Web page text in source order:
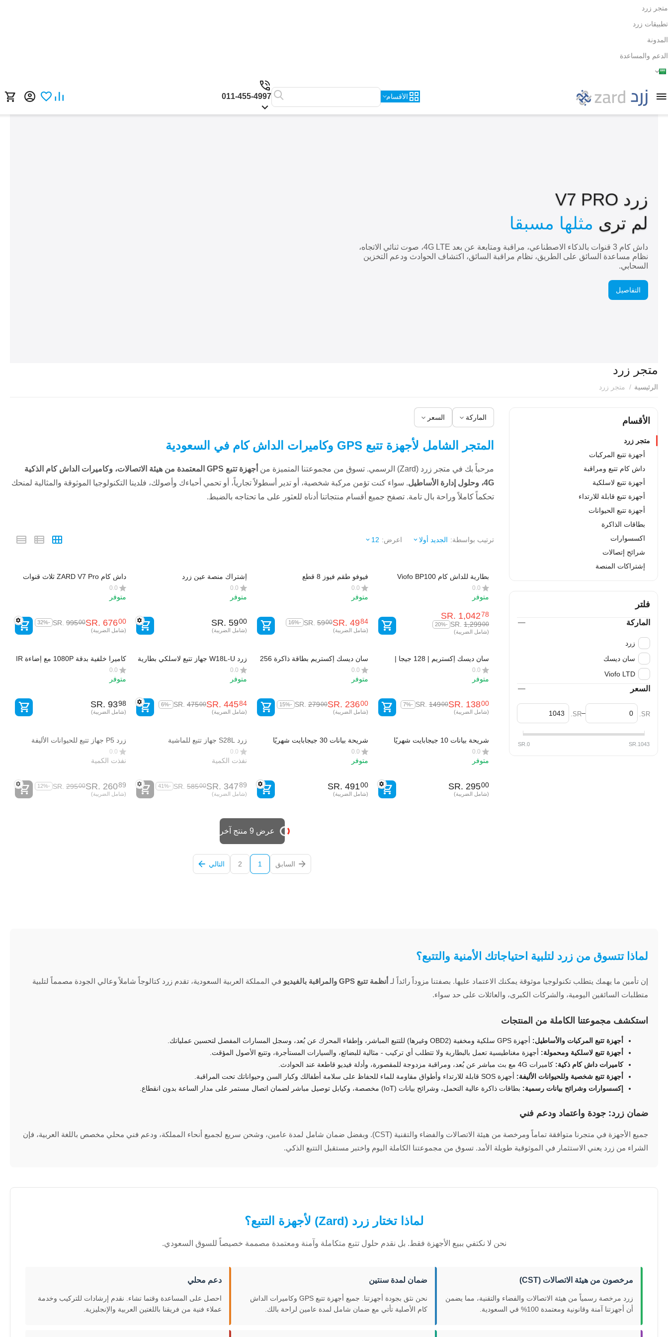
متجر زرد
تطبيقات زرد
المدونة
الدعم والمساعدة
الأقسام 011-455-4997
زرد V7 PRO
لم ترى مثلها مسبقا
داش كام 3 قنوات بالذكاء الاصطناعي، مراقبة ومتابعة عن بعد 4G LTE، صوت ثنائي الاتجاه،
نظام مساعدة السائق على الطريق، نظام مراقبة السائق، اكتشاف الحوادث ودعم التخزين
السحابي.
التفاصيل
متجر زرد
الرئيسية / متجر زرد
الماركة السعر
المتجر الشامل لأجهزة تتبع GPS وكاميرات الداش كام في السعودية
مرحباً بك في متجر زرد (Zard) الرسمي. تسوق من مجموعتنا المتميزة من
أجهزة تتبع GPS المعتمدة من هيئة الاتصالات، وكاميرات الداش كام الذكية
4G، وحلول إدارة الأساطيل
. سواء كنت تؤمن مركبة شخصية، أو تدير أسطولاً تجارياً، أو تحمي أحباءك وأصولك، فلدينا التكنولوجيا الموثوقة والمثالية لمنحك
تحكماً كاملاً وراحة بال تامة. تصفح جميع أقسام منتجاتنا أدناه للعثور على ما تحتاجه بالضبط.
ترتيب بواسطة: الجديد أولا اعرض: 12
بطارية للداش كام Viofo BP100
0.0
متوفر
SR. 1,04278
SR. 1,29900
-20%
(شامل الضريبة)
فيوفو طقم فيوز 8 قطع
0.0
متوفر
SR. 4984
SR. 5900
-16%
(شامل الضريبة)
إشتراك منصة عين زرد
0.0
متوفر
SR. 5900
(شامل الضريبة)
داش كام ZARD V7 Pro ثلاث قنوات
0.0
متوفر
SR. 67600
SR. 99500
-32%
(شامل الضريبة)
سان ديسك إكستريم | 128 جيجا |
وكاميرات الحركة والطائرات بدون
طيار
0.0
متوفر
SR. 13800
SR. 14900
-7%
(شامل الضريبة)
سان ديسك إكستريم بطاقة ذاكرة 256
لكاميرات السيارة وكاميرات الحركة
والطائرات بدون طيار
0.0
متوفر
SR. 23600
SR. 27900
-15%
(شامل الضريبة)
زرد W18L-U جهاز تتبع لاسلكي بطارية
حتى 9 سنوات
0.0
متوفر
SR. 44584
SR. 47500
-6%
(شامل الضريبة)
كاميرا خلفية بدقة 1080P مع إضاءة IR
للرؤية الليلية
0.0
متوفر
SR. 9398
(شامل الضريبة)
شريحة بيانات 10 جيجابايت شهريًا
M2M
0.0
متوفر
SR. 29500
(شامل الضريبة)
شريحة بيانات 30 جيجابايت شهريًا
M2M
0.0
متوفر
SR. 49100
(شامل الضريبة)
زرد S28L جهاز تتبع للماشية
0.0
نفذت الكمية
SR. 34789
SR. 58500
-41%
(شامل الضريبة)
زرد P5 جهاز تتبع للحيوانات الأليفة
0.0
نفذت الكمية
SR. 26089
SR. 29500
-12%
(شامل الضريبة)
عرض 9 منتج آخر
السابق 1
2 التالي
الأقسام
متجر زرد
أجهزة تتبع المركبات
داش كام تتبع ومراقبة
أجهزة تتبع لاسلكية
أجهزة تتبع قابلة للارتداء
أجهزة تتبع الحيوانات
بطاقات الذاكرة
اكسسوارات
شرائح إتصالات
إشتراكات المنصة
فلتر
الماركة
زرد
سان ديسك
Viofo LTD
السعر
SR.
–
SR.
SR. 0 SR. 1043
لماذا تتسوق من زرد لتلبية احتياجاتك الأمنية والتتبع؟
إن تأمين ما يهمك يتطلب تكنولوجيا موثوقة يمكنك الاعتماد عليها. بصفتنا مزوداً رائداً لـ أنظمة تتبع GPS والمراقبة بالفيديو
في المملكة العربية السعودية، تقدم زرد كتالوجاً شاملاً وعالي الجودة مصمماً لتلبية
متطلبات السائقين اليومية، والشركات الكبرى، والعائلات على حد سواء.
استكشف مجموعتنا الكاملة من المنتجات
أجهزة تتبع المركبات والأساطيل: أجهزة GPS سلكية ومخفية (OBD2 وغيرها) للتتبع المباشر، وإطفاء المحرك عن بُعد، وسجل المسارات المفصل لتحسين عملياتك.
أجهزة تتبع لاسلكية ومحمولة: أجهزة مغناطيسية تعمل بالبطارية ولا تتطلب أي تركيب - مثالية للبضائع، والسيارات المستأجرة، وتتبع الأصول المؤقت.
كاميرات داش كام ذكية: كاميرات 4G مع بث مباشر عن بُعد، ومراقبة مزدوجة للمقصورة، وأدلة فيديو قاطعة عند الحوادث.
أجهزة تتبع شخصية وللحيوانات الأليفة: أجهزة SOS قابلة للارتداء وأطواق مقاومة للماء للحفاظ على سلامة أطفالك وكبار السن وحيواناتك تحت المراقبة.
إكسسوارات وشرائح بيانات رسمية: بطاقات ذاكرة عالية التحمل، وشرائح بيانات (IoT) مخصصة، وكيابل توصيل مباشر لضمان اتصال مستمر على مدار الساعة بدون انقطاع.
ضمان زرد: جودة واعتماد ودعم فني
جميع الأجهزة في متجرنا متوافقة تماماً ومرخصة من هيئة الاتصالات والفضاء والتقنية (CST). وبفضل ضمان شامل لمدة عامين، وشحن سريع لجميع أنحاء المملكة، ودعم فني محلي مخصص باللغة العربية، فإن
الشراء من زرد يعني الاستثمار في الموثوقية طويلة الأمد. تسوق من مجموعتنا الكاملة اليوم واختبر مستقبل التتبع الذكي.
لماذا تختار زرد (Zard) لأجهزة التتبع؟
نحن لا نكتفي ببيع الأجهزة فقط. بل نقدم حلول تتبع متكاملة وآمنة ومعتمدة مصممة خصيصاً للسوق السعودي.
مرخصون من هيئة الاتصالات (CST)
زرد مرخصة رسمياً من هيئة الاتصالات والفضاء والتقنية، مما يضمن
أن أجهزتنا آمنة وقانونية ومعتمدة 100% في السعودية.
ضمان لمدة سنتين
نحن نثق بجودة أجهزتنا. جميع أجهزة تتبع GPS وكاميرات الداش
كام الأصلية تأتي مع ضمان شامل لمدة عامين لراحة بالك.
دعم محلي
احصل على المساعدة وقتما تشاء. نقدم إرشادات للتركيب وخدمة
عملاء فنية من فريقنا باللغتين العربية والإنجليزية.